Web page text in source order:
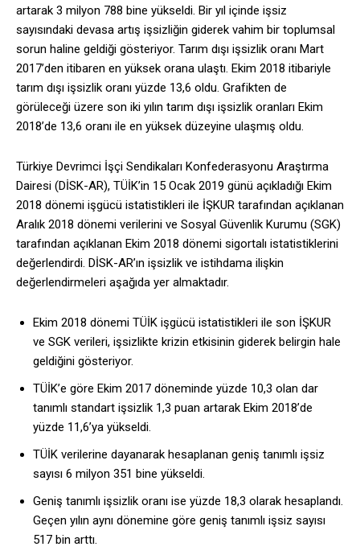
artarak 3 milyon 788 bine yükseldi. Bir yıl içinde işsiz
sayısındaki devasa artış işsizliğin giderek vahim bir toplumsal
sorun haline geldiği gösteriyor. Tarım dışı işsizlik oranı Mart
2017’den itibaren en yüksek orana ulaştı. Ekim 2018 itibariyle
tarım dışı işsizlik oranı yüzde 13,6 oldu. Grafikten de
görüleceği üzere son iki yılın tarım dışı işsizlik oranları Ekim
2018’de 13,6 oranı ile en yüksek düzeyine ulaşmış oldu.
Türkiye Devrimci İşçi Sendikaları Konfederasyonu Araştırma
Dairesi (DİSK-AR), TÜİK’in 15 Ocak 2019 günü açıkladığı Ekim
2018 dönemi işgücü istatistikleri ile İŞKUR tarafından açıklanan
Aralık 2018 dönemi verilerini ve Sosyal Güvenlik Kurumu (SGK)
tarafından açıklanan Ekim 2018 dönemi sigortalı istatistiklerini
değerlendirdi. DİSK-AR’ın işsizlik ve istihdama ilişkin
değerlendirmeleri aşağıda yer almaktadır.
Ekim 2018 dönemi TÜİK işgücü istatistikleri ile son İŞKUR
ve SGK verileri, işsizlikte krizin etkisinin giderek belirgin hale
geldiğini gösteriyor.
TÜİK’e göre Ekim 2017 döneminde yüzde 10,3 olan dar
tanımlı standart işsizlik 1,3 puan artarak Ekim 2018’de
yüzde 11,6’ya yükseldi.
TÜİK verilerine dayanarak hesaplanan geniş tanımlı işsiz
sayısı 6 milyon 351 bine yükseldi.
Geniş tanımlı işsizlik oranı ise yüzde 18,3 olarak hesaplandı.
Geçen yılın aynı dönemine göre geniş tanımlı işsiz sayısı
517 bin arttı.